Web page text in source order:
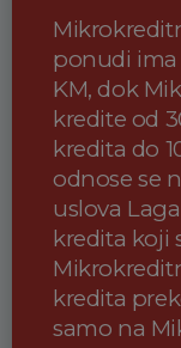
ponudi ima
KM, dok
kredite od
kredita do
odnose se
uslova
kredita koji
kredita
samo na